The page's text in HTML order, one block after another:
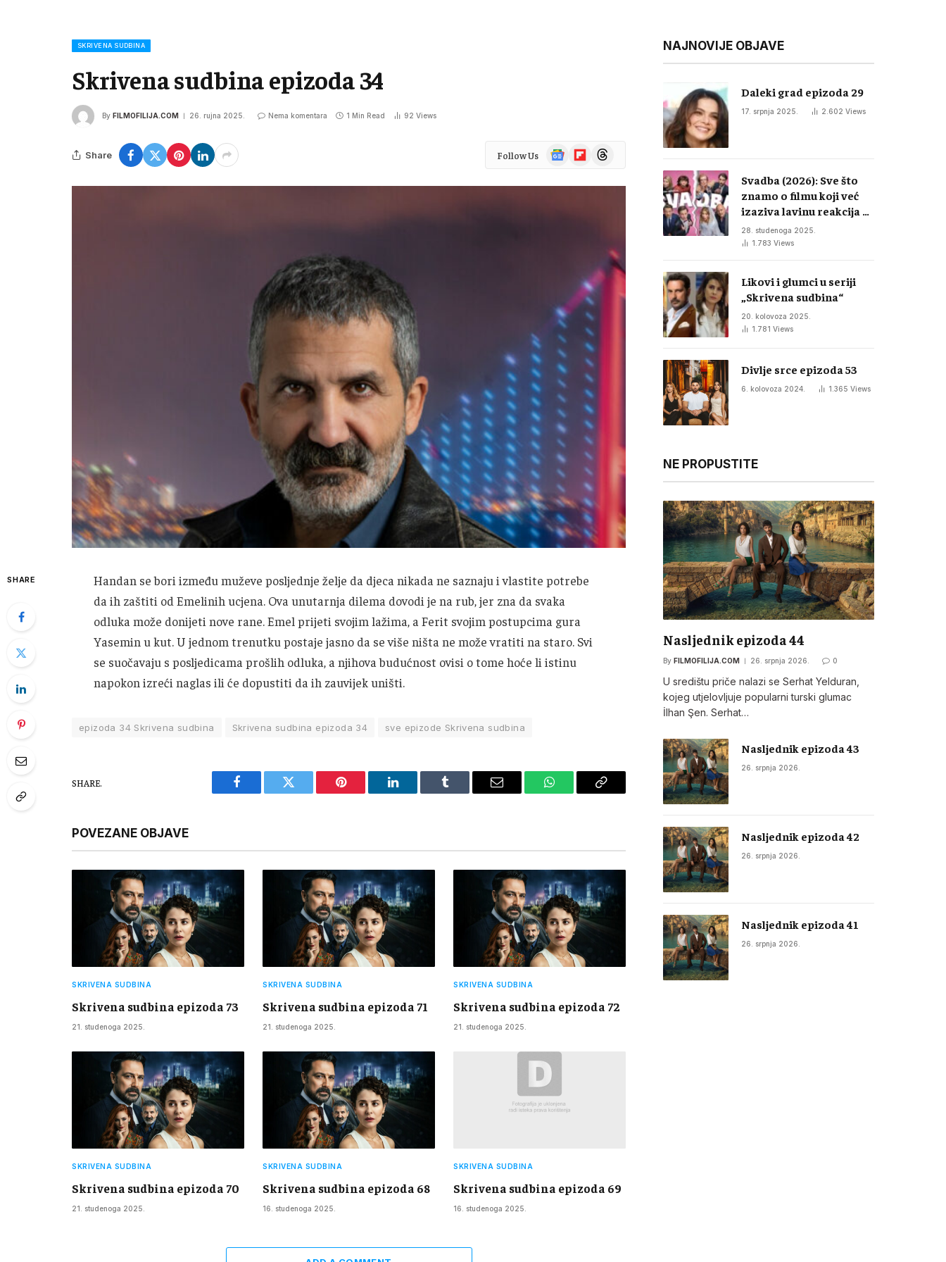
SKRIVENA SUDBINA
Skrivena sudbina epizoda 34
By FILMOFILIJA.COM 26. rujna 2025. Nema komentara 1 Min Read 92 Views
Share Follow Us
Google
News
FlipboardThreads
SHARE
Handan se bori između muževe posljednje želje da djeca nikada ne saznaju i vlastite potrebe
da ih zaštiti od Emelinih ucjena. Ova unutarnja dilema dovodi je na rub, jer zna da svaka
odluka može donijeti nove rane. Emel prijeti svojim lažima, a Ferit svojim postupcima gura
Yasemin u kut. U jednom trenutku postaje jasno da se više ništa ne može vratiti na staro. Svi
se suočavaju s posljedicama prošlih odluka, a njihova budućnost ovisi o tome hoće li istinu
napokon izreći naglas ili će dopustiti da ih zauvijek uništi.
epizoda 34 Skrivena sudbina Skrivena sudbina epizoda 34 sve epizode Skrivena sudbina
SHARE.
Facebook Twitter Pinterest LinkedIn Tumblr Email WhatsAppCopy
POVEZANE OBJAVE
SKRIVENA SUDBINA
Skrivena sudbina epizoda 73
21. studenoga 2025.
SKRIVENA SUDBINA
Skrivena sudbina epizoda 71
21. studenoga 2025.
SKRIVENA SUDBINA
Skrivena sudbina epizoda 72
21. studenoga 2025.
SKRIVENA SUDBINA
Skrivena sudbina epizoda 70
21. studenoga 2025.
SKRIVENA SUDBINA
Skrivena sudbina epizoda 68
16. studenoga 2025.
SKRIVENA SUDBINA
Skrivena sudbina epizoda 69
16. studenoga 2025.
NAJNOVIJE OBJAVE
Daleki grad epizoda 29
17. srpnja 2025. 2.602 Views
Svadba (2026): Sve što
znamo o filmu koji već
izaziva lavinu reakcija u
regiji
28. studenoga 2025.
1.783 Views
Likovi i glumci u seriji
„Skrivena sudbina“
20. kolovoza 2025.
1.781 Views
Divlje srce epizoda 53
6. kolovoza 2024. 1.365 Views
NE PROPUSTITE
Nasljednik epizoda 44
By FILMOFILIJA.COM 26. srpnja 2026. 0
U središtu priče nalazi se Serhat Yelduran,
kojeg utjelovljuje popularni turski glumac
İlhan Şen. Serhat…
Nasljednik epizoda 43
26. srpnja 2026.
Nasljednik epizoda 42
26. srpnja 2026.
Nasljednik epizoda 41
26. srpnja 2026.